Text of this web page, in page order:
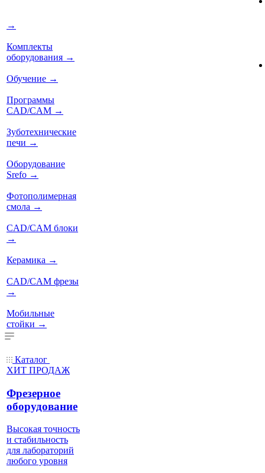
→
Комплекты
оборудования →
Обучение →
Программы
CAD/CAM →
Зуботехнические
печи →
Оборудование
Srefo →
Фотополимерная
смола →
CAD/CAM блоки
→
Керамика →
CAD/CAM фрезы
→
Мобильные
стойки →
Каталог
ХИТ ПРОДАЖ
Фрезерное
оборудование
Высокая точность
и стабильность
для лабораторий
любого уровня